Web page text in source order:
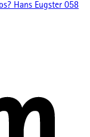
Hans Eugster 058